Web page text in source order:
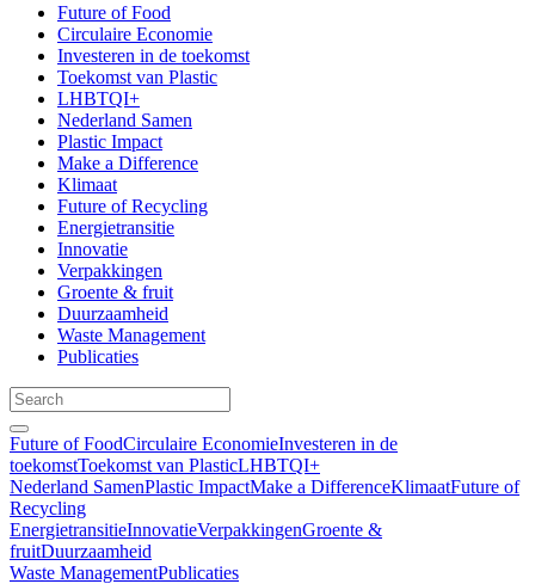
Future of Food
Circulaire Economie
Investeren in de toekomst
Toekomst van Plastic
LHBTQI+
Nederland Samen
Plastic Impact
Make a Difference
Klimaat
Future of Recycling
Energietransitie
Innovatie
Verpakkingen
Groente & fruit
Duurzaamheid
Waste Management
Publicaties
Future of FoodCirculaire EconomieInvesteren in de
toekomstToekomst van PlasticLHBTQI+
Nederland SamenPlastic ImpactMake a DifferenceKlimaatFuture of
Recycling
EnergietransitieInnovatieVerpakkingenGroente &
fruitDuurzaamheid
Waste ManagementPublicaties